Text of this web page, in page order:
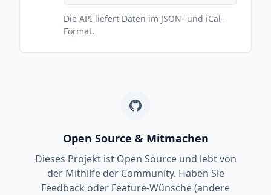
Die API liefert Daten im JSON- und iCal-
Format.
Open Source & Mitmachen
Dieses Projekt ist Open Source und lebt von
der Mithilfe der Community. Haben Sie
Feedback oder Feature-Wünsche (andere